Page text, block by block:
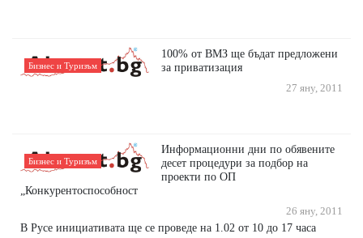
Бизнес и Туризъм
100% от ВМЗ ще бъдат предложени
за приватизация
27 яну, 2011
Бизнес и Туризъм
Информационни дни по обявените
десет процедури за подбор на
проекти по ОП
„Конкурентоспособност
26 яну, 2011
В Русе инициативата ще се проведе на 1.02 от 10 до 17 часа